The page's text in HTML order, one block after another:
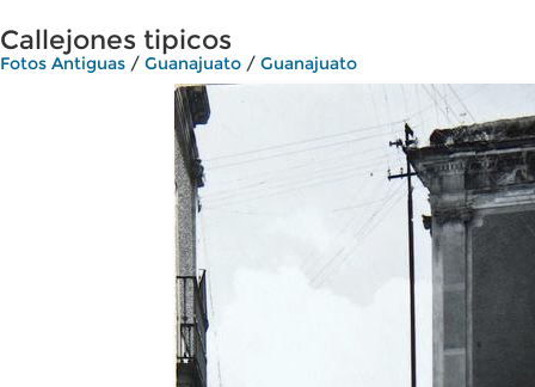
Callejones tipicos
Fotos Antiguas / Guanajuato / Guanajuato